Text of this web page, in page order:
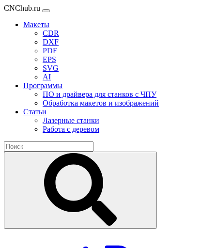
CNChub.ru
Макеты
CDR
DXF
PDF
EPS
SVG
AI
Программы
ПО и драйвера для станков с ЧПУ
Обработка макетов и изображений
Статьи
Лазерные станки
Работа с деревом